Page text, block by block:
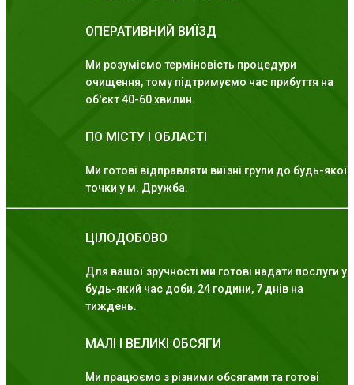
ОПЕРАТИВНИЙ ВИЇЗД
Ми розуміємо терміновість процедури
очищення, тому підтримуємо час прибуття на
об'єкт 40-60 хвилин.
ПО МІСТУ І ОБЛАСТІ
Ми готові відправляти виїзні групи до будь-якої
точки у м. Дружба.
ЦІЛОДОБОВО
Для вашої зручності ми готові надати послуги у
будь-який час доби, 24 години, 7 днів на
тиждень.
МАЛІ І ВЕЛИКІ ОБСЯГИ
Ми працюємо з різними обсягами та готові